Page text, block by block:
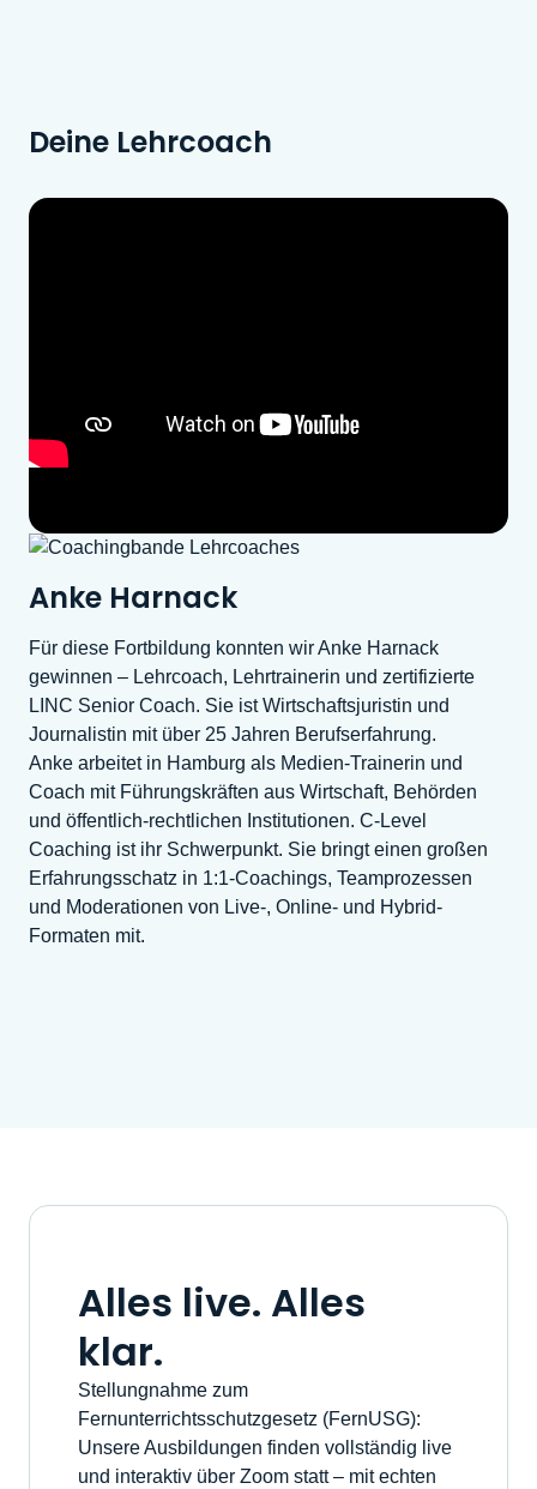
Deine Lehrcoach
Anke Harnack
Für diese Fortbildung konnten wir Anke Harnack
gewinnen – Lehrcoach, Lehrtrainerin und zertifizierte
LINC Senior Coach. Sie ist Wirtschaftsjuristin und
Journalistin mit über 25 Jahren Berufserfahrung.
Anke arbeitet in Hamburg als Medien-Trainerin und
Coach mit Führungskräften aus Wirtschaft, Behörden
und öffentlich-rechtlichen Institutionen. C-Level
Coaching ist ihr Schwerpunkt. Sie bringt einen großen
Erfahrungsschatz in 1:1-Coachings, Teamprozessen
und Moderationen von Live-, Online- und Hybrid-
Formaten mit.
Alles live. Alles
klar.
Stellungnahme zum
Fernunterrichtsschutzgesetz (FernUSG):
Unsere Ausbildungen finden vollständig live
und interaktiv über Zoom statt – mit echten